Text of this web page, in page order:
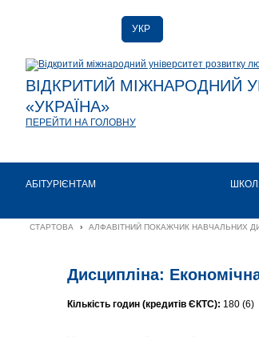
УКР
ENG
ВІДКРИТИЙ МІЖНАРОДНИЙ
«УКРАЇНА»
ПЕРЕЙТИ НА ГОЛОВНУ
АБІТУРІЄНТАМ
СТАРТОВА › АЛФАВІТНИЙ ПОКАЖЧИК НАВЧАЛЬНИХ
Дисципліна:
Кількість годин (кредитів ЄКТС): 180 (6)